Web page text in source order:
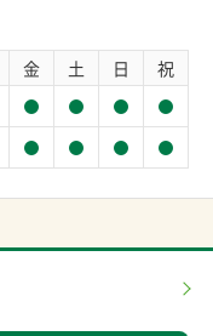
金 土 日 祝